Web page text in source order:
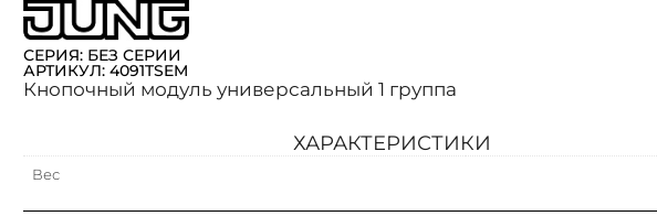
СЕРИЯ: БЕЗ СЕРИИ
АРТИКУЛ: 4091TSEM
Кнопочный модуль универсальный 1 группа
ХАРАКТЕРИСТИКИ
Вес